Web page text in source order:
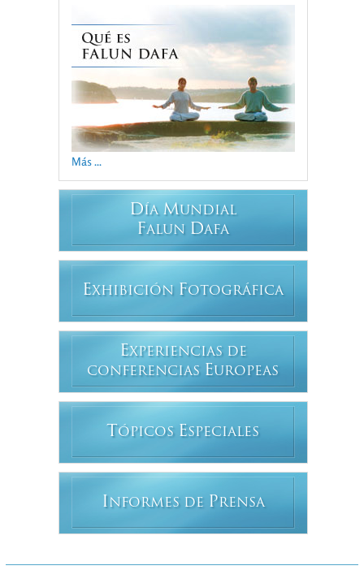
Más ...
DÍA MUNDIAL
FALUN DAFA
EXHIBICIÓN FOTOGRÁFICA
EXPERIENCIAS DE
CONFERENCIAS EUROPEAS
T ÓPICOS ESPECIALES
INFORMES DE PRENSA